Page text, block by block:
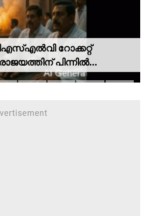
റോക്കറ്റ്
പിന്നില്‍
ഉന്നത